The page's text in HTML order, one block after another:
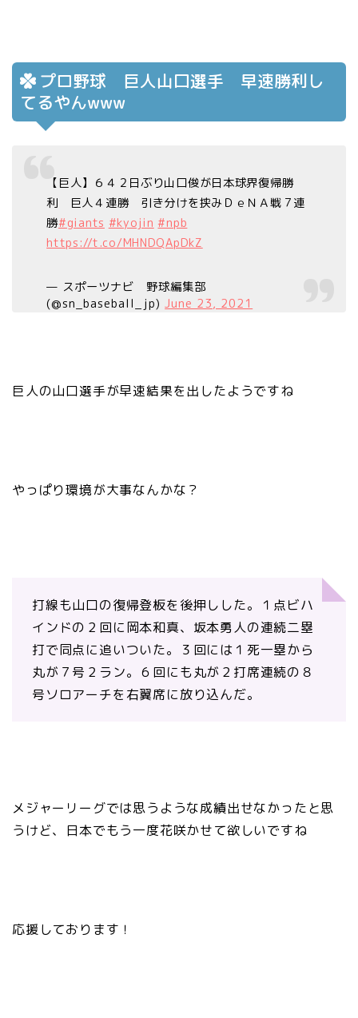
プロ野球 巨人山口選手 早速勝利し
てるやんwww
【巨人】６４２日ぶり山口俊が日本球界復帰勝
利 巨人４連勝 引き分けを挟みＤｅＮＡ戦７連
勝#giants #kyojin #npb
https://t.co/MHNDQApDkZ
— スポーツナビ 野球編集部
(@sn_baseball_jp)June 23, 2021
巨人の山口選手が早速結果を出したようですね
やっぱり環境が大事なんかな？
打線も山口の復帰登板を後押しした。１点ビハ
インドの２回に岡本和真、坂本勇人の連続二塁
打で同点に追いついた。３回には１死一塁から
丸が７号２ラン。６回にも丸が２打席連続の８
号ソロアーチを右翼席に放り込んだ。
メジャーリーグでは思うような成績出せなかったと思
うけど、日本でもう一度花咲かせて欲しいですね
応援しております！